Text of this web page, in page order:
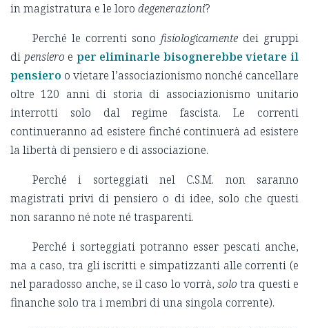
in magistratura e le loro degenerazioni?
Perché le correnti sono fisiologicamente dei gruppi
di pensiero e per eliminarle bisognerebbe vietare il
pensiero o vietare l’associazionismo nonché cancellare
oltre 120 anni di storia di associazionismo unitario
interrotti solo dal regime fascista. Le correnti
continueranno ad esistere finché continuerà ad esistere
la libertà di pensiero e di associazione.
Perché i sorteggiati nel C.S.M. non saranno
magistrati privi di pensiero o di idee, solo che questi
non saranno né note né trasparenti.
Perché i sorteggiati potranno esser pescati anche,
ma a caso, tra gli iscritti e simpatizzanti alle correnti (e
nel paradosso anche, se il caso lo vorrà,solo tra questi e
finanche solo tra i membri di una singola corrente).